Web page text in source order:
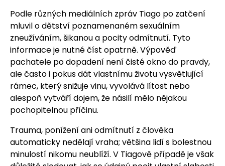
Podle různých mediálních zpráv Tiago po zatčení
mluvil o dětství poznamenaném sexuálním
zneužíváním, šikanou a pocity odmítnutí. Tyto
informace je nutné číst opatrně. Výpověď
pachatele po dopadení není čisté okno do pravdy,
ale často i pokus dát vlastnímu životu vysvětlující
rámec, který snižuje vinu, vyvolává lítost nebo
alespoň vytváří dojem, že násilí mělo nějakou
pochopitelnou příčinu.
Trauma, ponížení ani odmítnutí z člověka
automaticky nedělají vraha; většina lidí s bolestnou
minulostí nikomu neublíží. V Tiagově případě je však